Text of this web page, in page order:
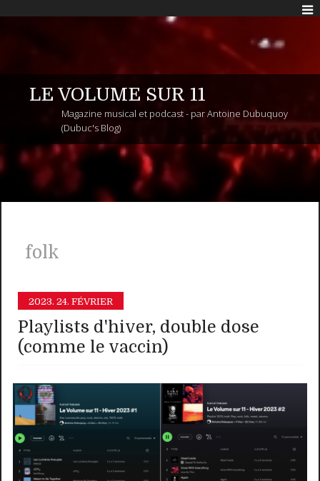
LE VOLUME SUR 11
Magazine musical et podcast - par Antoine Dubuquoy
(Dubuc's Blog)
folk
2023. 24. FÉVRIER
Playlists d'hiver, double dose
(comme le vaccin)